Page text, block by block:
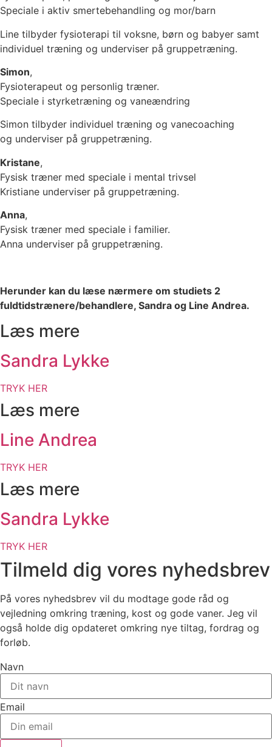
Speciale i aktiv smertebehandling og mor/barn
Line tilbyder fysioterapi til voksne, børn og babyer samt
individuel træning og underviser på gruppetræning.
Simon,
Fysioterapeut og personlig træner.
Speciale i styrketræning og vaneændring
Simon tilbyder individuel træning og vanecoaching
og underviser på gruppetræning.
Kristane,
Fysisk træner med speciale i mental trivsel
Kristiane underviser på gruppetræning.
Anna,
Fysisk træner med speciale i familier.
Anna underviser på gruppetræning.
Herunder kan du læse nærmere om studiets 2
fuldtidstrænere/behandlere, Sandra og Line Andrea.
Læs mere
Sandra Lykke
TRYK HER
Læs mere
Line Andrea
TRYK HER
Læs mere
Sandra Lykke
TRYK HER
Tilmeld dig vores nyhedsbrev
På vores nyhedsbrev vil du modtage gode råd og
vejledning omkring træning, kost og gode vaner. Jeg vil
også holde dig opdateret omkring nye tiltag, fordrag og
forløb.
Navn
Email